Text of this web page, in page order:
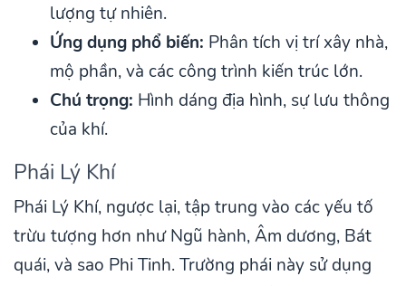
lượng tự nhiên.
Ứng dụng phổ biến: Phân tích vị trí xây nhà,
mộ phần, và các công trình kiến trúc lớn.
Chú trọng: Hình dáng địa hình, sự lưu thông
của khí.
Phái Lý Khí
Phái Lý Khí, ngược lại, tập trung vào các yếu tố
trừu tượng hơn như Ngũ hành, Âm dương, Bát
quái, và sao Phi Tinh. Trường phái này sử dụng